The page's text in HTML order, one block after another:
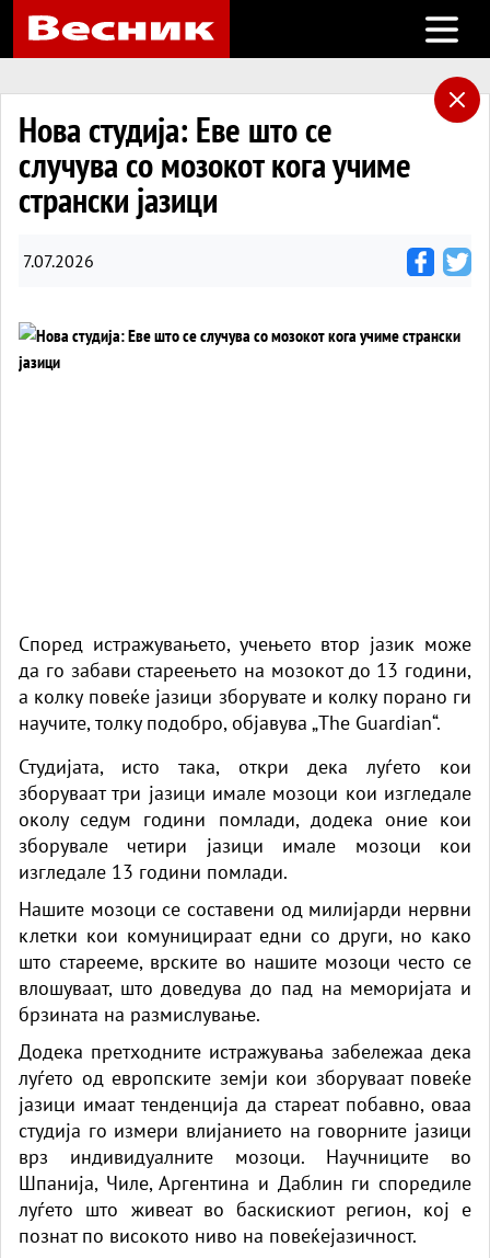
Open
Нова студија: Еве што се
случува со мозокот кога учиме
странски јазици
7.07.2026
Според истражувањето, учењето втор јазик може
да го забави стареењето на мозокот до 13 години,
а колку повеќе јазици зборувате и колку порано ги
научите, толку подобро, објавува „The Guardian“.
Студијата, исто така, откри дека луѓето кои
зборуваат три јазици имале мозоци кои изгледале
околу седум години помлади, додека оние кои
зборувале четири јазици имале мозоци кои
изгледале 13 години помлади.
Нашите мозоци се составени од милијарди нервни
клетки кои комуницираат едни со други, но како
што старееме, врските во нашите мозоци често се
влошуваат, што доведува до пад на меморијата и
брзината на размислување.
Додека претходните истражувања забележаа дека
луѓето од европските земји кои зборуваат повеќе
јазици имаат тенденција да стареат побавно, оваа
студија го измери влијанието на говорните јазици
врз индивидуалните мозоци. Научниците во
Шпанија, Чиле, Аргентина и Даблин ги споредиле
луѓето што живеат во баскискиот регион, кој е
познат по високото ниво на повеќејазичност.